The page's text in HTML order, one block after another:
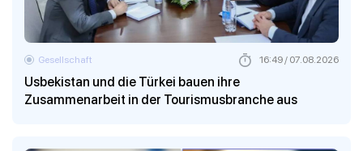
Usbekistan und die Türkei bauen ihre
Zusammenarbeit in der Tourismusbranche aus
Gesellschaft 16:49 / 07.08.2026